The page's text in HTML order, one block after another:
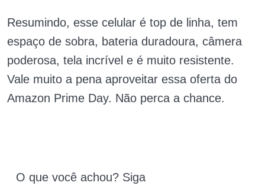
Resumindo, esse celular é top de linha, tem
espaço de sobra, bateria duradoura, câmera
poderosa, tela incrível e é muito resistente.
Vale muito a pena aproveitar essa oferta do
Amazon Prime Day. Não perca a chance.
O que você achou? Siga